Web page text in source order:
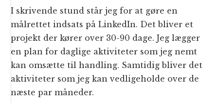
I skrivende stund står jeg for at gøre en
målrettet indsats på LinkedIn. Det bliver et
projekt der kører over 30-90 dage. Jeg lægger
en plan for daglige aktiviteter som jeg nemt
kan omsætte til handling. Samtidig bliver det
aktiviteter som jeg kan vedligeholde over de
næste par måneder.